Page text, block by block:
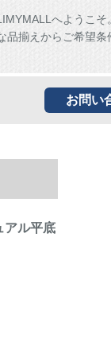
へようこそ
品揃えからご希望条
お問い
アル平底